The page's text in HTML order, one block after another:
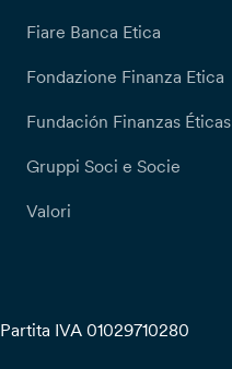
Fiare Banca Etica
Fondazione Finanza Etica
Fundación Finanzas Éticas
Gruppi Soci e Socie
Valori
Partita IVA 01029710280